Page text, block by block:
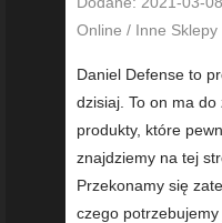
Online / Inne Sklepy
Daniel Defense to
dzisiaj. To on ma
produkty, które
znajdziemy na tej
Przekonamy się
czego